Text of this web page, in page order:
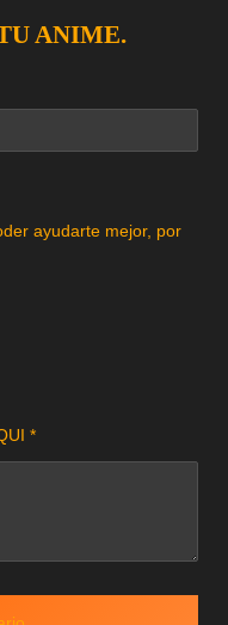
ANIME.
ayudarte mejor, por
*